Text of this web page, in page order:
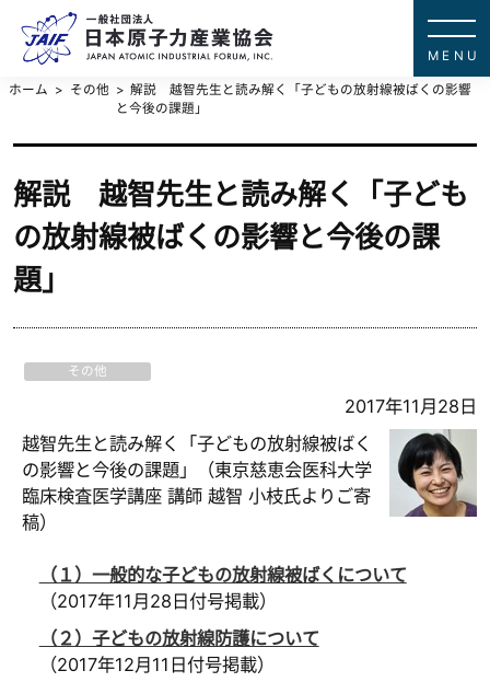
ホーム その他
解説 越智先生と読み解く「子どもの放射線被ばくの影響
と今後の課題」
解説 越智先生と読み解く「子ども
の放射線被ばくの影響と今後の課
題」
その他
2017年11月28日
越智先生と読み解く「子どもの放射線被ばく
の影響と今後の課題」（東京慈恵会医科大学
臨床検査医学講座 講師 越智 小枝氏よりご寄
稿）
（１）一般的な子どもの放射線被ばくについて
（2017年11月28日付号掲載）
（２）子どもの放射線防護について
（2017年12月11日付号掲載）